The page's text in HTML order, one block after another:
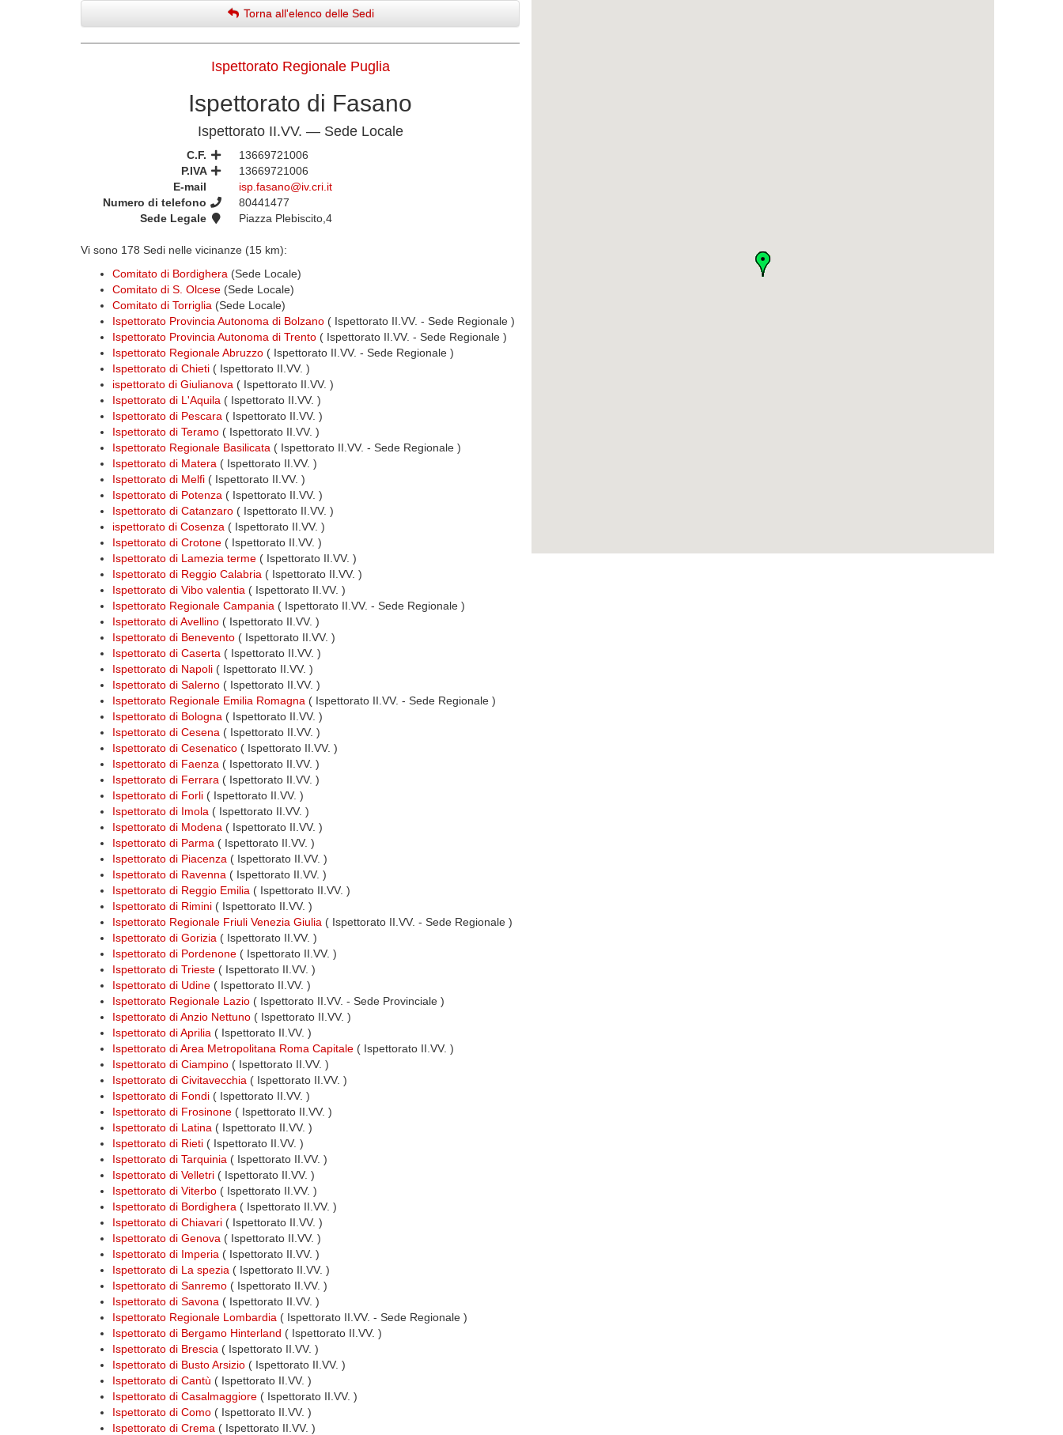
Torna all'elenco delle Sedi
Ispettorato Regionale Puglia
Ispettorato di Fasano
Ispettorato II.VV. — Sede Locale
C.F.
13669721006
P.IVA
13669721006
E-mail
isp.fasano@iv.cri.it
Numero di telefono
80441477
Sede Legale
Piazza Plebiscito,4
Vi sono 178 Sedi nelle vicinanze (15 km):
Comitato di Bordighera (Sede Locale)
Comitato di S. Olcese (Sede Locale)
Comitato di Torriglia (Sede Locale)
Ispettorato Provincia Autonoma di Bolzano ( Ispettorato II.VV. - Sede Regionale )
Ispettorato Provincia Autonoma di Trento ( Ispettorato II.VV. - Sede Regionale )
Ispettorato Regionale Abruzzo ( Ispettorato II.VV. - Sede Regionale )
Ispettorato di Chieti ( Ispettorato II.VV. )
ispettorato di Giulianova ( Ispettorato II.VV. )
Ispettorato di L'Aquila ( Ispettorato II.VV. )
Ispettorato di Pescara ( Ispettorato II.VV. )
Ispettorato di Teramo ( Ispettorato II.VV. )
Ispettorato Regionale Basilicata ( Ispettorato II.VV. - Sede Regionale )
Ispettorato di Matera ( Ispettorato II.VV. )
Ispettorato di Melfi ( Ispettorato II.VV. )
Ispettorato di Potenza ( Ispettorato II.VV. )
Ispettorato di Catanzaro ( Ispettorato II.VV. )
ispettorato di Cosenza ( Ispettorato II.VV. )
Ispettorato di Crotone ( Ispettorato II.VV. )
Ispettorato di Lamezia terme ( Ispettorato II.VV. )
Ispettorato di Reggio Calabria ( Ispettorato II.VV. )
Ispettorato di Vibo valentia ( Ispettorato II.VV. )
Ispettorato Regionale Campania ( Ispettorato II.VV. - Sede Regionale )
Ispettorato di Avellino ( Ispettorato II.VV. )
Ispettorato di Benevento ( Ispettorato II.VV. )
Ispettorato di Caserta ( Ispettorato II.VV. )
Ispettorato di Napoli ( Ispettorato II.VV. )
Ispettorato di Salerno ( Ispettorato II.VV. )
Ispettorato Regionale Emilia Romagna ( Ispettorato II.VV. - Sede Regionale )
Ispettorato di Bologna ( Ispettorato II.VV. )
Ispettorato di Cesena ( Ispettorato II.VV. )
Ispettorato di Cesenatico ( Ispettorato II.VV. )
Ispettorato di Faenza ( Ispettorato II.VV. )
Ispettorato di Ferrara ( Ispettorato II.VV. )
Ispettorato di Forli ( Ispettorato II.VV. )
Ispettorato di Imola ( Ispettorato II.VV. )
Ispettorato di Modena ( Ispettorato II.VV. )
Ispettorato di Parma ( Ispettorato II.VV. )
Ispettorato di Piacenza ( Ispettorato II.VV. )
Ispettorato di Ravenna ( Ispettorato II.VV. )
Ispettorato di Reggio Emilia ( Ispettorato II.VV. )
Ispettorato di Rimini ( Ispettorato II.VV. )
Ispettorato Regionale Friuli Venezia Giulia ( Ispettorato II.VV. - Sede Regionale )
Ispettorato di Gorizia ( Ispettorato II.VV. )
Ispettorato di Pordenone ( Ispettorato II.VV. )
Ispettorato di Trieste ( Ispettorato II.VV. )
Ispettorato di Udine ( Ispettorato II.VV. )
Ispettorato Regionale Lazio ( Ispettorato II.VV. - Sede Provinciale )
Ispettorato di Anzio Nettuno ( Ispettorato II.VV. )
Ispettorato di Aprilia ( Ispettorato II.VV. )
Ispettorato di Area Metropolitana Roma Capitale ( Ispettorato II.VV. )
Ispettorato di Ciampino ( Ispettorato II.VV. )
Ispettorato di Civitavecchia ( Ispettorato II.VV. )
Ispettorato di Fondi ( Ispettorato II.VV. )
Ispettorato di Frosinone ( Ispettorato II.VV. )
Ispettorato di Latina ( Ispettorato II.VV. )
Ispettorato di Rieti ( Ispettorato II.VV. )
Ispettorato di Tarquinia ( Ispettorato II.VV. )
Ispettorato di Velletri ( Ispettorato II.VV. )
Ispettorato di Viterbo ( Ispettorato II.VV. )
Ispettorato di Bordighera ( Ispettorato II.VV. )
Ispettorato di Chiavari ( Ispettorato II.VV. )
Ispettorato di Genova ( Ispettorato II.VV. )
Ispettorato di Imperia ( Ispettorato II.VV. )
Ispettorato di La spezia ( Ispettorato II.VV. )
Ispettorato di Sanremo ( Ispettorato II.VV. )
Ispettorato di Savona ( Ispettorato II.VV. )
Ispettorato Regionale Lombardia ( Ispettorato II.VV. - Sede Regionale )
Ispettorato di Bergamo Hinterland ( Ispettorato II.VV. )
Ispettorato di Brescia ( Ispettorato II.VV. )
Ispettorato di Busto Arsizio ( Ispettorato II.VV. )
Ispettorato di Cantù ( Ispettorato II.VV. )
Ispettorato di Casalmaggiore ( Ispettorato II.VV. )
Ispettorato di Como ( Ispettorato II.VV. )
Ispettorato di Crema ( Ispettorato II.VV. )